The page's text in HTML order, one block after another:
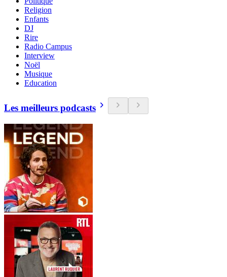
Religion
Enfants
DJ
Rire
Radio Campus
Interview
Noël
Musique
Education
Les meilleurs podcasts